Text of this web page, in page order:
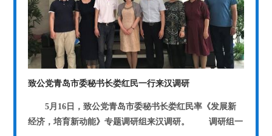
致公党青岛市委秘书长娄红民一行来汉调研
5月16日，致公党青岛市委秘书长娄红民率《发展新
经济，培育新动能》专题调研组来汉调研。 调研组一